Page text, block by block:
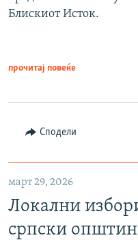
Блискиот Исток.
прочитај повеќе
Сподели
март 29, 2026
Локални
српски